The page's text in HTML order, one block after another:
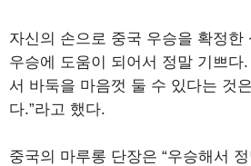
자신의 손으로 중국 우승을 확정한
우승에 도움이 되어서 정말 기쁘다
서 바둑을 마음껏 둘 수 있다는 것
다.”라고 했다.
중국의 마루롱 단장은 “우승해서